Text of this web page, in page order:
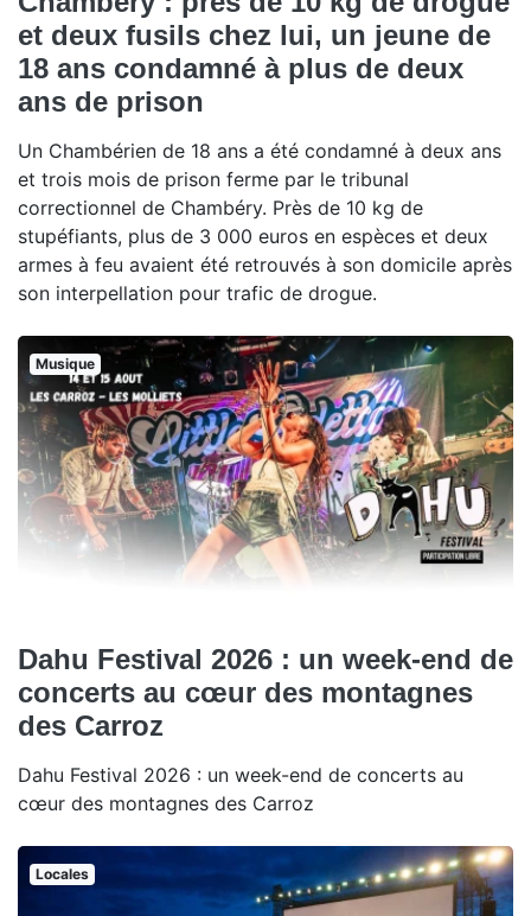
et deux fusils chez lui, un jeune de
18 ans condamné à plus de deux
ans de prison
Un Chambérien de 18 ans a été condamné à deux ans
et trois mois de prison ferme par le tribunal
correctionnel de Chambéry. Près de 10 kg de
stupéfiants, plus de 3 000 euros en espèces et deux
armes à feu avaient été retrouvés à son domicile après
son interpellation pour trafic de drogue.
Musique
Dahu Festival 2026 : un week-end de
concerts au cœur des montagnes
des Carroz
Dahu Festival 2026 : un week-end de concerts au
cœur des montagnes des Carroz
Locales